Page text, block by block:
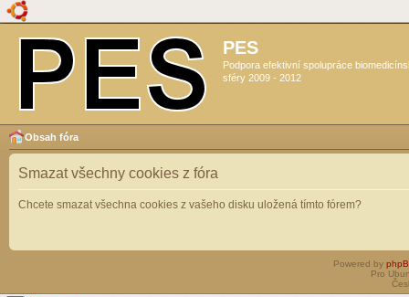
PES
Podpora efektivní spolupráce
sféry 2009 - 2012
Obsah fóra
Smazat všechny cookies z fóra
Chcete smazat všechna cookies z vašeho disku uložená tímto fórem?
Powered by
Pro